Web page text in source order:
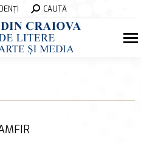
Search:CAUTĂ